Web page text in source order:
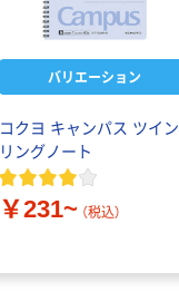
バリエーション
コクヨ キャンパス ツイン
リングノート
￥231~ （税込）